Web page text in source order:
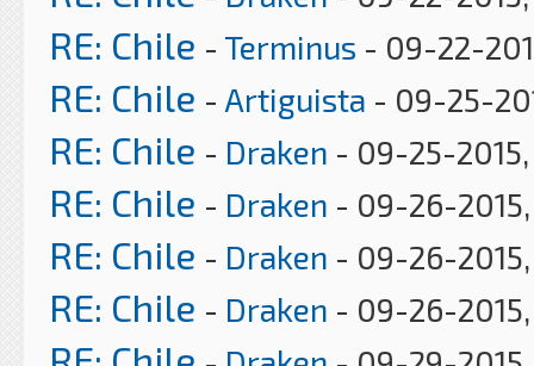
RE: Chile - Terminus - 09-22-
RE: Chile - Artiguista - 09-25-
RE: Chile - Draken - 09-25-2015,
RE: Chile - Draken - 09-26-
RE: Chile - Draken - 09-26-
RE: Chile - Draken - 09-26-